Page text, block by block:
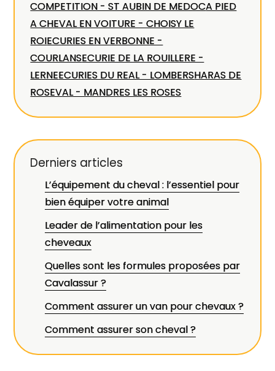
COMPETITION - ST AUBIN DE MEDOCA PIED
A CHEVAL EN VOITURE - CHOISY LE
ROIECURIES EN VERBONNE -
COURLANSECURIE DE LA ROUILLERE -
LERNEECURIES DU REAL - LOMBERSHARAS DE
ROSEVAL - MANDRES LES ROSES
Derniers articles
L’équipement du cheval : l’essentiel pour
bien équiper votre animal
Leader de l’alimentation pour les
cheveaux
Quelles sont les formules proposées par
Cavalassur ?
Comment assurer un van pour chevaux ?
Comment assurer son cheval ?